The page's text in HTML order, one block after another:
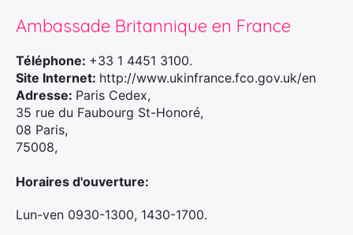
Ambassade Britannique en France
Téléphone: +33 1 4451 3100.
Site Internet: http://www.ukinfrance.fco.gov.uk/en
Adresse: Paris Cedex,
35 rue du Faubourg St-Honoré,
08 Paris,
75008,
Horaires d'ouverture:
Lun-ven 0930-1300, 1430-1700.